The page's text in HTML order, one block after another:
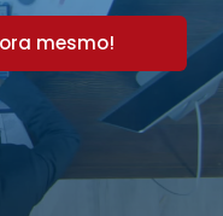
mesmo!